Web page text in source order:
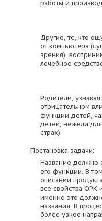
работы и
Другие, те, кто
от компьютера
зрения),
лечебное
Родители,
отрицательном
функции детей,
детей, нежели
страх).
Постановка задачи:
Название должно
его функции. В
описании
все свойства ОРК
именно это
названия. В
более узкое